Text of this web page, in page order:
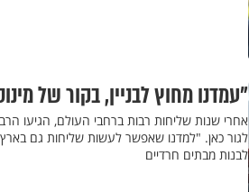
"עמדנו מחוץ לבניין, בקור של מינוס 30 מעלות, ולא יכולנו
אחרי שנות שליחות רבות ברחבי העולם, הגיעו
לגור כאן. "למדנו שאפשר לעשות שליחות גם
לבנות מבתים חרדיים